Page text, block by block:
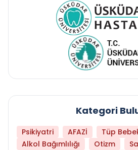
Kategori
Psikiyatri AFAZİ
Tüp
Alkol Bağımlılığı
Otizm